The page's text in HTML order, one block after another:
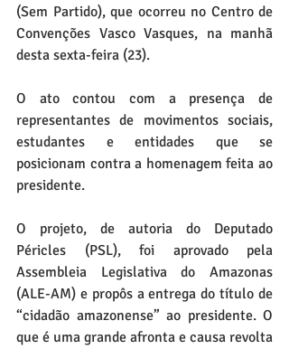
(Sem Partido), que ocorreu no Centro de
Convenções Vasco Vasques, na manhã
desta sexta-feira (23).
O ato contou com a presença de
representantes de movimentos sociais,
estudantes e entidades que se
posicionam contra a homenagem feita ao
presidente.
O projeto, de autoria do Deputado
Péricles (PSL), foi aprovado pela
Assembleia Legislativa do Amazonas
(ALE-AM) e propôs a entrega do título de
“cidadão amazonense” ao presidente. O
que é uma grande afronta e causa revolta